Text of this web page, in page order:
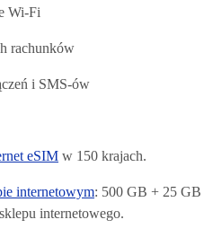
Wi-Fi
rachunków
i SMS-ów
eSIM w 150 krajach.
internetowym: 500 GB + 25 GB
internetowego.